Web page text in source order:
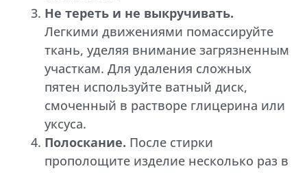
Не тереть и не выкручивать.
Легкими движениями помассируйте
ткань, уделяя внимание загрязненным
участкам. Для удаления сложных
пятен используйте ватный диск,
смоченный в растворе глицерина или
уксуса.
Полоскание. После стирки
прополощите изделие несколько раз в